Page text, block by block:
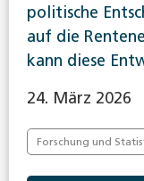
politische
auf die
kann diese
24. März 2026
Forschung und